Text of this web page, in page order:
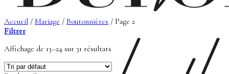
Accueil / Mariage / Boutonnières / Page 2
Filtrer
Affichage de 13–24 sur 31 résultats